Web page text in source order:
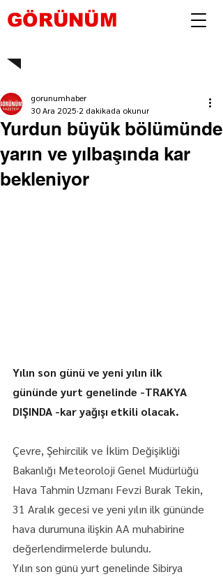
GÖRÜNÜM
Yurdun büyük bölümünde
yarın ve yılbaşında kar
bekleniyor
gorunumhaber
30 Ara 2025 2 dakikada okunur
Yılın son günü ve yeni yılın ilk
gününde yurt genelinde -TRAKYA
DIŞINDA -kar yağışı etkili olacak.
Çevre, Şehircilik ve İklim Değişikliği
Bakanlığı Meteoroloji Genel Müdürlüğü
Hava Tahmin Uzmanı Fevzi Burak Tekin,
31 Aralık gecesi ve yeni yılın ilk gününde
hava durumuna ilişkin AA muhabirine
değerlendirmelerde bulundu.
Yılın son günü yurt genelinde Sibirya